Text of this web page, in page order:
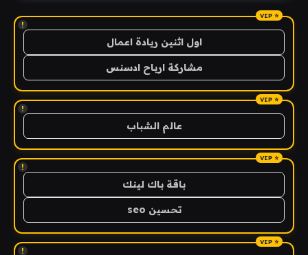
!
اول اثنين ريادة اعمال
مشاركة ارباح ادسنس
!
عالم الشباب
!
باقة باك لينك
تحسين seo
!